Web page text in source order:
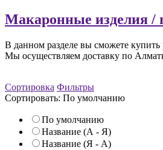
Макаронные изделия /
В данном разделе вы сможете купить
Мы осуществляем доставку по
Сортировка Фильтры
Сортировать: По умолчанию
По умолчанию
Название (А - Я)
Название (Я - А)